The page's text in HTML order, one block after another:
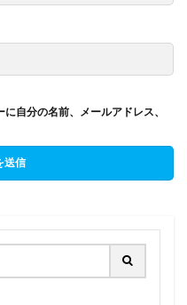
自分の名前、メールアドレス、